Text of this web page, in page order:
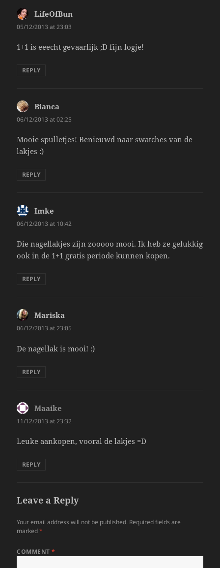
LifeOfBun
05/12/2013 at 23:03
1+1 is eeecht gevaarlijk ;D fijn logje!
REPLY
Bianca
06/12/2013 at 02:25
Mooie spulletjes! Benieuwd naar swatches van de
lakjes :)
REPLY
Imke
06/12/2013 at 10:42
Die nagellakjes zijn zooooo mooi. Ik heb ze gelukkig
ook in de 1+1 gratis periode kunnen kopen.
REPLY
Mariska
06/12/2013 at 23:05
De nagellak is mooi! :)
REPLY
Maaike
11/12/2013 at 23:32
Leuke aankopen, vooral de lakjes =D
REPLY
Leave a Reply
Your email address will not be published. Required fields are
marked*
COMMENT*